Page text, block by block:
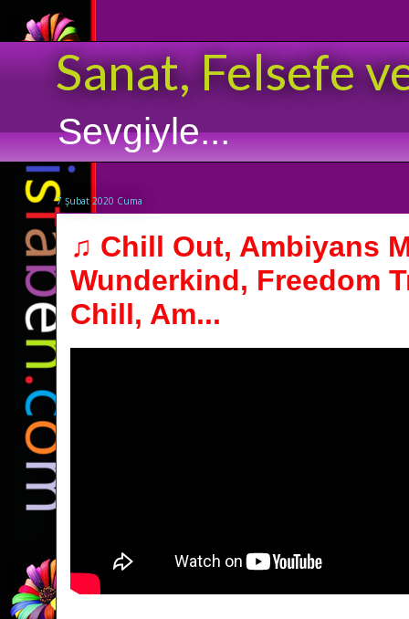
Sanat, Felsefe
Sevgiyle...
7 Şubat 2020 Cuma
♫ Chill Out, Ambiyans
Wunderkind, Freedom
Chill, Am...